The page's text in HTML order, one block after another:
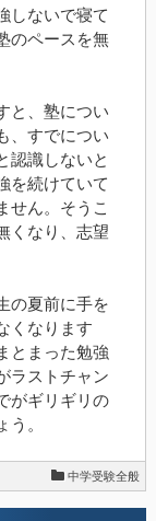
しないで寝て
のペースを無
と、塾につい
、すでについ
認識しないと
を続けていて
せん。そうこ
くなり、志望
の夏前に手を
くなります
とまった勉強
ラストチャン
がギリギリの
。
中学受験全般